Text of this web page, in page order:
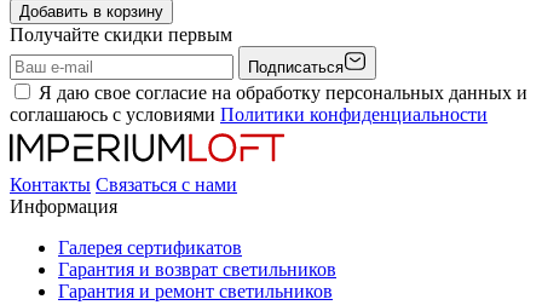
Добавить в корзину
Получайте скидки первым
Подписаться
Я даю свое согласие на обработку персональных данных и
соглашаюсь с условиями Политики конфиденциальности
Контакты Связаться с нами
Информация
Галерея сертификатов
Гарантия и возврат светильников
Гарантия и ремонт светильников